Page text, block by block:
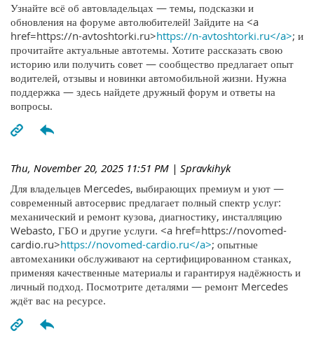
Узнайте всё об автовладельцах — темы, подсказки и
обновления на форуме автолюбителей! Зайдите на <a
href=https://n-avtoshtorki.ru>https://n-avtoshtorki.ru</a>; и
прочитайте актуальные автотемы. Хотите рассказать свою
историю или получить совет — сообщество предлагает опыт
водителей, отзывы и новинки автомобильной жизни. Нужна
поддержка — здесь найдете дружный форум и ответы на
вопросы.
Thu, November 20, 2025 11:51 PM | Spravkihyk
Для владельцев Mercedes, выбирающих премиум и уют —
современный автосервис предлагает полный спектр услуг:
механический и ремонт кузова, диагностику, инсталляцию
Webasto, ГБО и другие услуги. <a href=https://novomed-
cardio.ru>https://novomed-cardio.ru</a>; опытные
автомеханики обслуживают на сертифицированном станках,
применяя качественные материалы и гарантируя надёжность и
личный подход. Посмотрите деталями — ремонт Mercedes
ждёт вас на ресурсе.